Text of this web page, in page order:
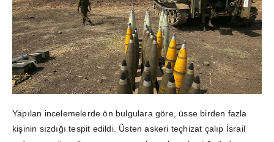
Yapılan incelemelerde ön bulgulara göre, üsse birden fazla
kişinin sızdığı tespit edildi. Üsten askeri teçhizat çalıp İsrail